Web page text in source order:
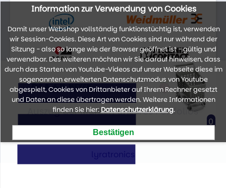
Auszug der Marken unseres Portfolios
Information zur Verwendung von Cookies
Damit unser Webshop vollständig funktionstüchtig ist, verwenden
wir Session-Cookies. Diese Art von Cookies sind nur während der
Sitzung - also so lange wie der Browser geöffnet ist - gültig und
verwendbar. Des weiteren möchten wir Sie darauf hinweisen, dass
durch das Starten von Youtube-Videos auf unser Webseite diese im
sogenannten erweiterten Datenschutzmodus von Youtube
abgespielt, Cookies von Drittanbieter auf Ihrem Rechner gesetzt
und Daten an diese übertragen werden. Weitere Informationen
finden Sie hier: Datenschutzerklärung.
0